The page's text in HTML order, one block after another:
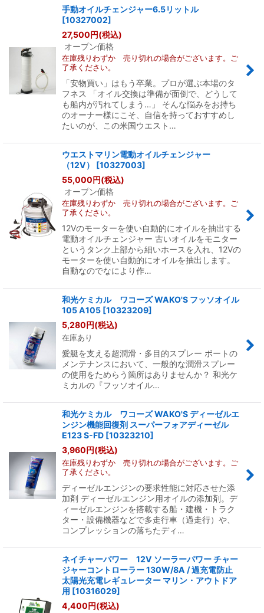
手動オイルチェンジャー6.5リットル
[10327002]
27,500円(税込)
オープン価格
在庫残りわずか 売り切れの場合がございます。ご
了承ください。
「安物買い」はもう卒業。プロが選ぶ本場のタ
フネス 「オイル交換は準備が面倒で、どうして
も船内が汚れてしまう…」 そんな悩みをお持ち
のオーナー様にこそ、自信を持っておすすめし
たいのが、この米国ウエスト…
ウエストマリン電動オイルチェンジャー
（12V）
[10327003]
55,000円(税込)
オープン価格
在庫残りわずか 売り切れの場合がございます。ご
了承ください。
12Vのモーターを使い自動的にオイルを抽出する
電動オイルチェンジャー 古いオイルをモニター
というタンク上部から細いホースを入れ、12Vの
モーターを使い自動的にオイルを抽出します。
自動なのでなにより作…
和光ケミカル ワコーズ WAKO'S フッソオイル
105 A105 [10323209]
5,280円(税込)
在庫あり
愛艇を支える超潤滑・多目的スプレー ボートの
メンテナンスにおいて、一般的な潤滑スプレー
の使用をためらう箇所はありませんか？ 和光ケ
ミカルの『フッソオイル…
和光ケミカル ワコーズ WAKO'S ディーゼルエ
ンジン機能回復剤 スーパーフォアディーゼル
E123 S-FD [10323210]
3,960円(税込)
在庫残りわずか 売り切れの場合がございます。ご
了承ください。
ディーゼルエンジンの要求性能に対応させた添
加剤 ディーゼルエンジン用オイルの添加剤。デ
ィーゼルエンジンを搭載する船・建機・トラク
ター・設備機器などで多走行車（過走行）や、
コンプレッションの落ちたディ…
ネイチャーパワー 12V ソーラーパワー チャー
ジャーコントローラー 130W/8A / 過充電防止
太陽光充電レギュレーター マリン・アウトドア
用 [10316029]
4,400円(税込)